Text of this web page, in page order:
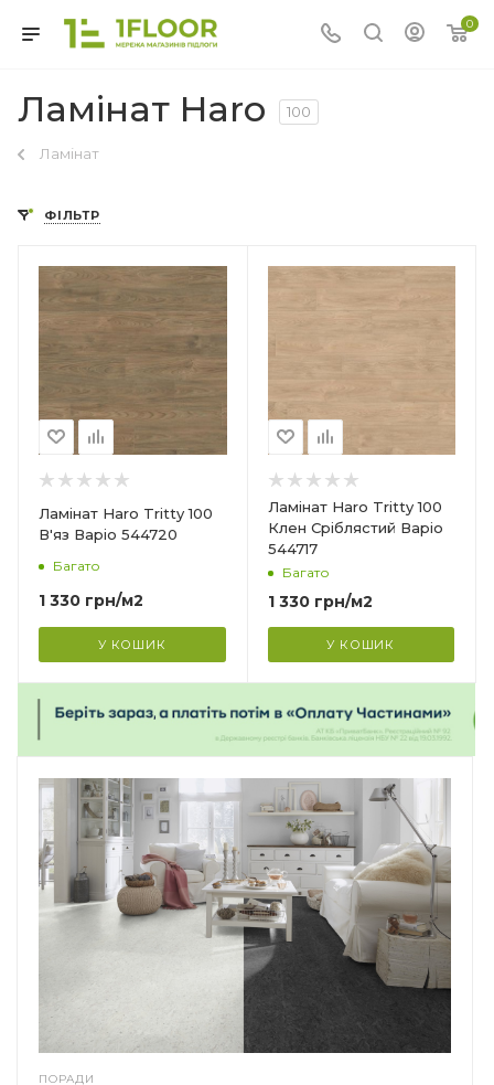
0
Ламінат Haro 100
Ламінат
ФІЛЬТР
Ламінат Haro Tritty 100
В'яз Варіо 544720
Багато
1 330 грн/м2
У КОШИК
Країна-виробник
Німеччина
Колекція
Tritty 100
Клас зносостійкості
32
Товщина
193 мм
Фаска
Ламінат Haro Tritty 100
Клен Сріблястий Варіо
544717
Багато
1 330грн/м2
У КОШИК
ПОРАДИ